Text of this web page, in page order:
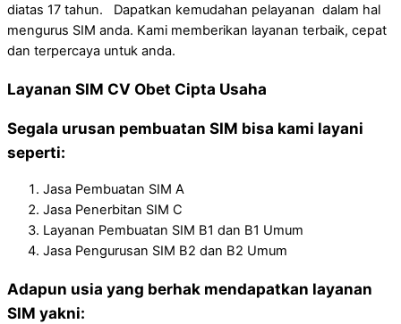
diatas 17 tahun. Dapatkan kemudahan pelayanan dalam hal
mengurus SIM anda. Kami memberikan layanan terbaik, cepat
dan terpercaya untuk anda.
Layanan SIM CV Obet Cipta Usaha
Segala urusan pembuatan SIM bisa kami layani
seperti:
Jasa Pembuatan SIM A
Jasa Penerbitan SIM C
Layanan Pembuatan SIM B1 dan B1 Umum
Jasa Pengurusan SIM B2 dan B2 Umum
Adapun usia yang berhak mendapatkan layanan
SIM yakni: